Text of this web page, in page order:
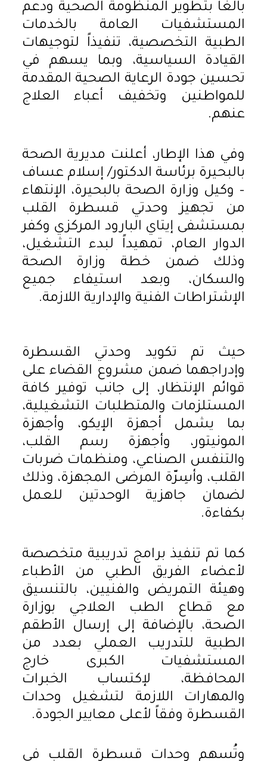
بالغاً بتطوير المنظومة الصحية ودعم
المستشفيات العامة بالخدمات
الطبية التخصصية، تنفيذاً لتوجيهات
القيادة السياسية، وبما يسهم في
تحسين جودة الرعاية الصحية المقدمة
للمواطنين وتخفيف أعباء العلاج
عنهم.
وفي هذا الإطار، أعلنت مديرية الصحة
بالبحيرة برئاسة الدكتور/ إسلام عساف
– وكيل وزارة الصحة بالبحيرة، الإنتهاء
من تجهيز وحدتي قسطرة القلب
بمستشفى إيتاي البارود المركزي وكفر
الدوار العام، تمهيداً لبدء التشغيل،
وذلك ضمن خطة وزارة الصحة
والسكان، وبعد استيفاء جميع
الإشتراطات الفنية والإدارية اللازمة.
حيث تم تكويد وحدتي القسطرة
وإدراجهما ضمن مشروع القضاء على
قوائم الإنتظار، إلى جانب توفير كافة
المستلزمات والمتطلبات التشغيلية،
بما يشمل أجهزة الإيكو، وأجهزة
المونيتور، وأجهزة رسم القلب،
والتنفس الصناعي، ومنظمات ضربات
القلب، وأسِرّة المرضى المجهزة، وذلك
لضمان جاهزية الوحدتين للعمل
بكفاءة.
كما تم تنفيذ برامج تدريبية متخصصة
لأعضاء الفريق الطبي من الأطباء
وهيئة التمريض والفنيين، بالتنسيق
مع قطاع الطب العلاجي بوزارة
الصحة، بالإضافة إلى إرسال الأطقم
الطبية للتدريب العملي بعدد من
المستشفيات الكبرى خارج
المحافظة، لإكتساب الخبرات
والمهارات اللازمة لتشغيل وحدات
القسطرة وفقاً لأعلى معايير الجودة.
وتُسهم وحدات قسطرة القلب في